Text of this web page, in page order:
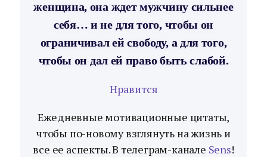
женщина, она ждет мужчину сильнее
себя… и не для того, чтобы он
ограничивал ей свободу, а для того,
чтобы он дал ей право быть слабой.
Нравится
Ежедневные мотивационные цитаты,
чтобы по-новому взглянуть на жизнь и
все ее аспекты. В телеграм-канале Sens!